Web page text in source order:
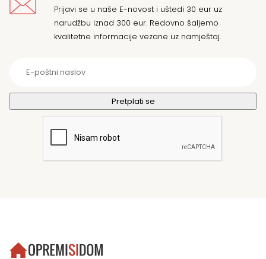
Prijavi se u naše E-novost i uštedi 30 eur uz
narudžbu iznad 300 eur. Redovno šaljemo
kvalitetne informacije vezane uz namještaj.